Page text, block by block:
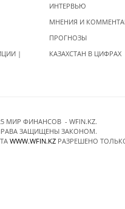
|
ИНТЕРВЬЮ
МНЕНИЯ И
ПРОГНОЗЫ
КАЗАХСТАН В ЦИФРАХ
МИР ФИНАНСОВ - WFIN.KZ.
ЗАЩИЩЕНЫ ЗАКОНОМ.
WWW.WFIN.KZ РАЗРЕШЕНО